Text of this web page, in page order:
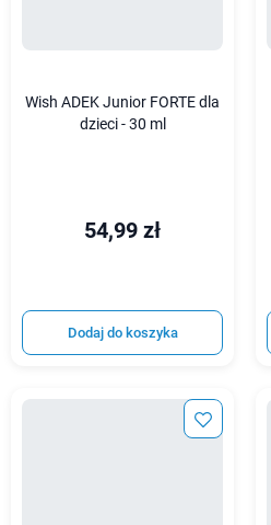
Wish ADEK Junior FORTE dla
dzieci - 30 ml
54,99 zł
Dodaj do koszyka